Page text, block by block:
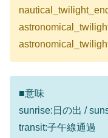
■意味
sunrise:日の出 /
transit:子午線通過